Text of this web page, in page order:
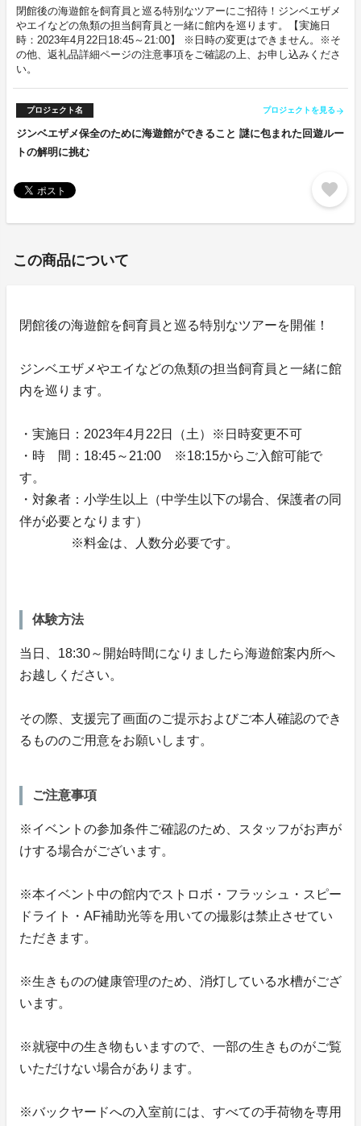
閉館後の海遊館を飼育員と巡る特別なツアーにご招待！ジンベエザメ
やエイなどの魚類の担当飼育員と一緒に館内を巡ります。【実施日
時：2023年4月22日18:45～21:00】 ※日時の変更はできません。※そ
の他、返礼品詳細ページの注意事項をご確認の上、お申し込みくださ
い。
プロジェクト名 プロジェクトを見る arrow_forward
ジンベエザメ保全のために海遊館ができること 謎に包まれた回遊ルー
トの解明に挑む
favorite
この商品について
閉館後の海遊館を飼育員と巡る特別なツアーを開催！
ジンベエザメやエイなどの魚類の担当飼育員と一緒に館
内を巡ります。
・実施日：2023年4月22日（土）※日時変更不可
・時 間：18:45～21:00 ※18:15からご入館可能で
す。
・対象者：小学生以上（中学生以下の場合、保護者の同
伴が必要となります）
※料金は、人数分必要です。
体験方法
当日、18:30～開始時間になりましたら海遊館案内所へ
お越しください。
その際、支援完了画面のご提示およびご本人確認のでき
るもののご用意をお願いします。
ご注意事項
※イベントの参加条件ご確認のため、スタッフがお声が
けする場合がございます。
※本イベント中の館内でストロボ・フラッシュ・スピー
ドライト・AF補助光等を用いての撮影は禁止させてい
ただきます。
※生きものの健康管理のため、消灯している水槽がござ
います。
※就寝中の生き物もいますので、一部の生きものがご覧
いただけない場合があります。
※バックヤードへの入室前には、すべての手荷物を専用